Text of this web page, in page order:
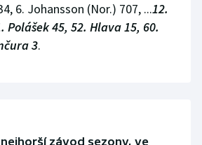
6. Johansson (Nor.) 707, ...12.
Polášek 45, 52. Hlava 15, 60.
3.
závod sezony, ve